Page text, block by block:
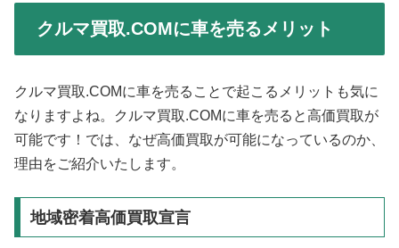
クルマ買取.COMに車を売るメリット
クルマ買取.COMに車を売ることで起こるメリットも気に
なりますよね。クルマ買取.COMに車を売ると高価買取が
可能です！では、なぜ高価買取が可能になっているのか、
理由をご紹介いたします。
地域密着高価買取宣言